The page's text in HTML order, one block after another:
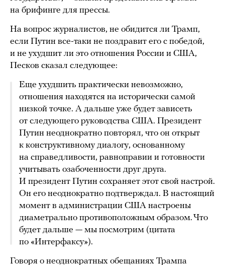
на брифинге для прессы.
На вопрос журналистов, не обидится ли Трамп,
если Путин все-таки не поздравит его с победой,
и не ухудшит ли это отношения России и США,
Песков сказал следующее:
Еще ухудшить практически невозможно,
отношения находятся на исторически самой
низкой точке. А дальше уже будет зависеть
от следующего руководства США. Президент
Путин неоднократно повторял, что он открыт
к конструктивному диалогу, основанному
на справедливости, равноправии и готовности
учитывать озабоченности друг друга.
И президент Путин сохраняет этот свой настрой.
Он его неоднократно подтверждал. В настоящий
момент в администрации США настроены
диаметрально противоположным образом. Что
будет дальше — мы посмотрим (цитата
по «Интерфаксу»).
Говоря о неоднократных обещаниях Трампа